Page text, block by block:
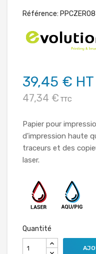
Référence:
39,45 € HT
47,34 € TTC
Papier pour
d'impression haute
traceurs et des
laser.
Quantité